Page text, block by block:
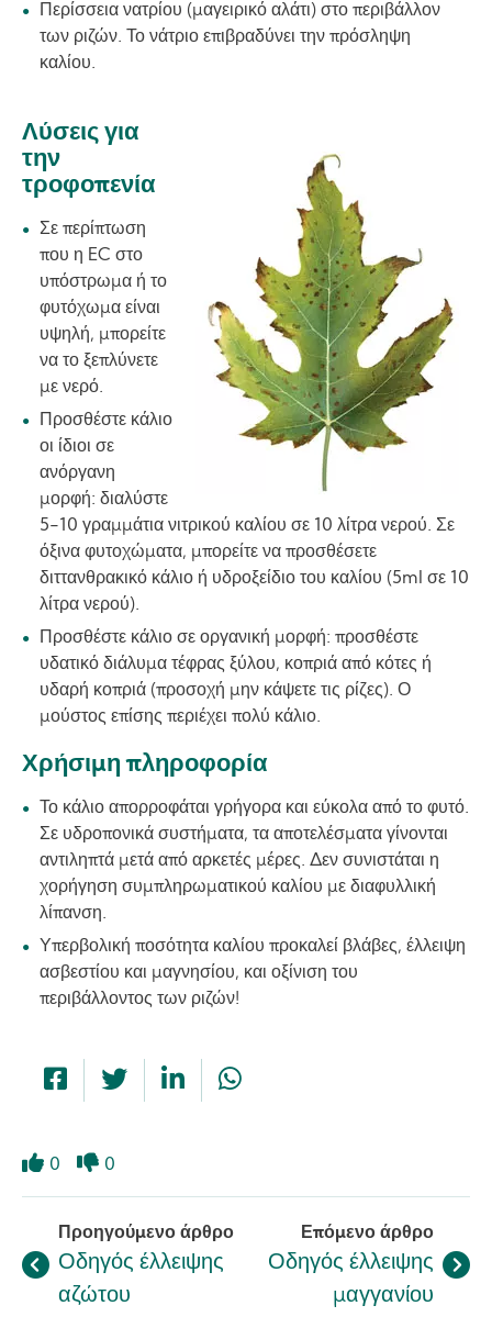
Περίσσεια νατρίου (μαγειρικό αλάτι) στο περιβάλλον
των ριζών. Το νάτριο επιβραδύνει την πρόσληψη
καλίου.
Λύσεις για
την
τροφοπενία
Σε περίπτωση
που η EC στο
υπόστρωμα ή το
φυτόχωμα είναι
υψηλή, μπορείτε
να το ξεπλύνετε
με νερό.
Προσθέστε κάλιο
οι ίδιοι σε
ανόργανη
μορφή: διαλύστε
5-10 γραμμάτια νιτρικού καλίου σε 10 λίτρα νερού. Σε
όξινα φυτοχώματα, μπορείτε να προσθέσετε
διττανθρακικό κάλιο ή υδροξείδιο του καλίου (5ml σε 10
λίτρα νερού).
Προσθέστε κάλιο σε οργανική μορφή: προσθέστε
υδατικό διάλυμα τέφρας ξύλου, κοπριά από κότες ή
υδαρή κοπριά (προσοχή μην κάψετε τις ρίζες). Ο
μούστος επίσης περιέχει πολύ κάλιο.
Χρήσιμη πληροφορία
Το κάλιο απορροφάται γρήγορα και εύκολα από το φυτό.
Σε υδροπονικά συστήματα, τα αποτελέσματα γίνονται
αντιληπτά μετά από αρκετές μέρες. Δεν συνιστάται η
χορήγηση συμπληρωματικού καλίου με διαφυλλική
λίπανση.
Υπερβολική ποσότητα καλίου προκαλεί βλάβες, έλλειψη
ασβεστίου και μαγνησίου, και οξίνιση του
περιβάλλοντος των ριζών!
0 0
Προηγούμενο άρθρο
Οδηγός έλλειψης
αζώτου
Επόμενο άρθρο
Οδηγός έλλειψης
μαγγανίου